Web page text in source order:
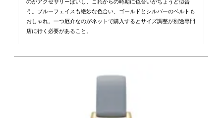
のがアクセサリーぽいし、これからの時期に色合いがちょうど似合
う。ブルーフェイスも絶妙な色合い、ゴールドとシルバーのベルトも
おしゃれ。一つ厄介なのがネットで購入するとサイズ調整が別途専門
店に行く必要があること。